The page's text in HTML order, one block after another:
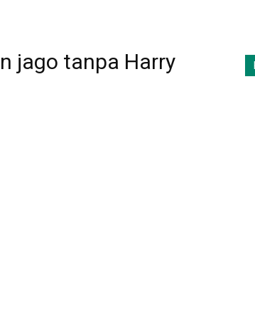
jago tanpa Harry